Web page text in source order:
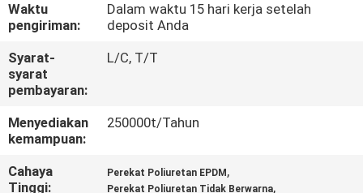
PERMINTAAN
PENAWARAN
SITEMAP
PRIVACY
Waktu
pengiriman:
Dalam waktu 15 hari kerja setelah
deposit Anda
Syarat-
syarat
pembayaran:
L/C, T/T
Menyediakan
kemampuan:
250000t/Tahun
Cahaya
Tinggi:
Perekat Poliuretan EPDM ,
Perekat Poliuretan Tidak Berwarna,